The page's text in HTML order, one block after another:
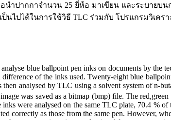
นำปากกาจำนวน 25 ยี่ห้อ มาเขียน และระบายบ
นไปได้ในการใช้วิธี TLC ร่วมกับ โปรแกรมวิเค
blue ballpoint pen inks on documents by the
of the inks used. Twenty-eight blue
analysed by TLC using a solvent system of n-
was saved as a bitmap (bmp) file. The
were analysed on the same TLC plate, 70.4 %
correctly as those from the same pen. However,